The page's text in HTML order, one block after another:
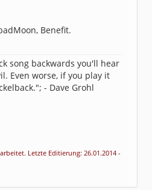
Benefit.
song backwards you'll hear
Even worse, if you play it
- Dave Grohl
Letzte Editierung: 26.01.2014 -